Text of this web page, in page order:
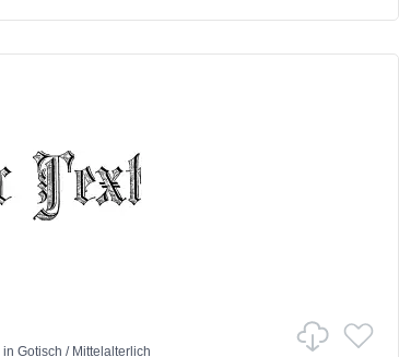
in Gotisch / Mittelalterlich